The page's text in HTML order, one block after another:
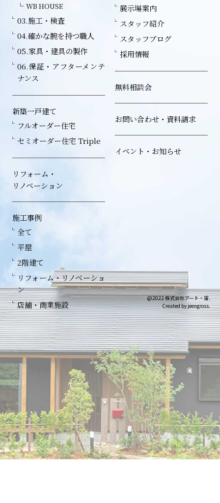
WB HOUSE
03.施工・検査
04.確かな腕を持つ職人
05.家具・建具の製作
06.保証・アフターメンテ
ナンス
新築一戸建て
フルオーダー住宅
セミオーダー住宅 Triple
リフォーム・
リノベーション
施工事例
全て
平屋
2階建て
リフォーム・リノベーショ
ン
店舗・商業施設
展示場案内
スタッフ紹介
スタッフブログ
採用情報
無料相談会
お問い合わせ・資料請求
イベント・お知らせ
@2022 株式会社アート・宙.
Created by jeengross.